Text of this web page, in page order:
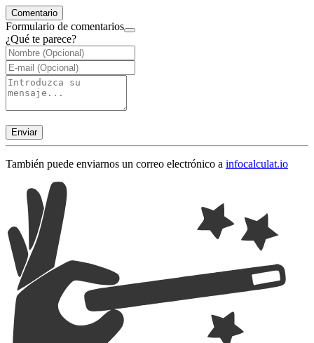
Comentario
Formulario de comentarios
¿Qué te parece?
Enviar
También puede enviarnos un correo electrónico a infocalculat.io